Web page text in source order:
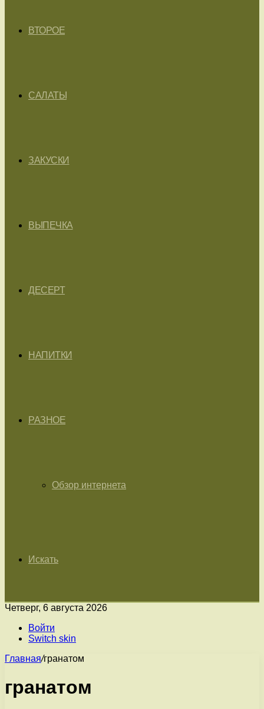
ВТОРОЕ
САЛАТЫ
ЗАКУСКИ
ВЫПЕЧКА
ДЕСЕРТ
НАПИТКИ
РАЗНОЕ
Обзор интернета
Искать
Четверг, 6 августа 2026
Войти
Switch skin
Главная/гранатом
гранатом